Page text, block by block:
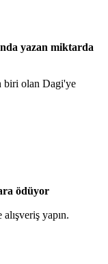
yazan miktarda
biri olan Dagi'ye
ödüyor
yapın.